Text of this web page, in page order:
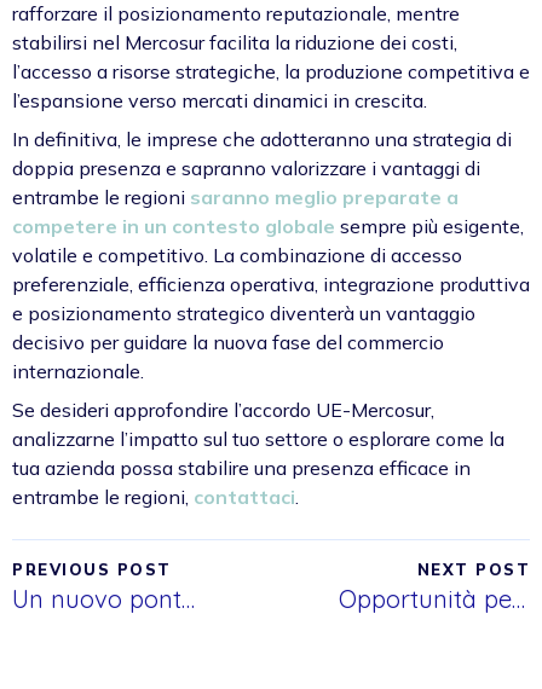
rafforzare il posizionamento reputazionale, mentre
stabilirsi nel Mercosur facilita la riduzione dei costi,
l’accesso a risorse strategiche, la produzione competitiva e
l’espansione verso mercati dinamici in crescita.
In definitiva, le imprese che adotteranno una strategia di
doppia presenza e sapranno valorizzare i vantaggi di
entrambe le regioni saranno meglio preparate a
competere in un contesto globale sempre più esigente,
volatile e competitivo. La combinazione di accesso
preferenziale, efficienza operativa, integrazione produttiva
e posizionamento strategico diventerà un vantaggio
decisivo per guidare la nuova fase del commercio
internazionale.
Se desideri approfondire l’accordo UE-Mercosur,
analizzarne l’impatto sul tuo settore o esplorare come la
tua azienda possa stabilire una presenza efficace in
entrambe le regioni, contattaci.
PREVIOUS POST
Un nuovo ponte transatlantico: i punti chiave dell’accordo UE–Mercosur
NEXT POST
Opportunità per le imprese europee nel Mercosur